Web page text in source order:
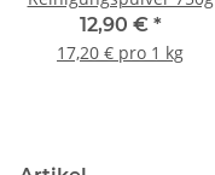
12,90 € *
17,20 € pro 1 kg